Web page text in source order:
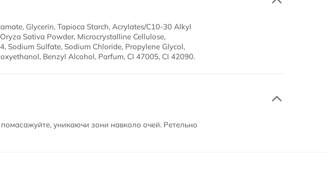
Glycerin, Tapioca Starch, Acrylates/C10-30 Alkyl
Sativa Powder, Microcrystalline Cellulose,
Sodium Sulfate, Sodium Chloride, Propylene Glycol,
Benzyl Alcohol, Parfum, CI 47005, CI 42090.
помасажуйте, уникаючи зони навколо очей. Ретельно